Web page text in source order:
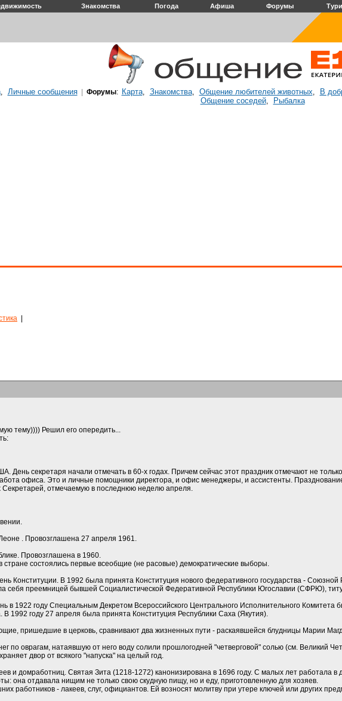
Знакомства Погода Афиша Форумы
, Личные сообщения| Форумы: Карта, Знакомства, Общение любителей животных, В
Общение соседей, Рыбалка
тему)))) Решил его опередить...
День секретаря начали отмечать в 60-х годах. Причем сейчас этот праздник отмечают не
офиса. Это и личные помощники директора, и офис менеджеры, и ассистенты.
отмечаемую в последнюю неделю апреля.
. Провозглашена 27 апреля 1961.
Провозглашена в 1960.
состоялись первые всеобщие (не расовые) демократические выборы.
Конституции. В 1992 была принята Конституция нового федеративного государства - Союзной
себя преемницей бывшей Социалистической Федеративной Республики Югославии (СФРЮ),
в 1922 году Специальным Декретом Всероссийского Центрального Исполнительного Комитета
В 1992 году 27 апреля была принята Конституция Республики Саха (Якутия).
пришедшие в церковь, сравнивают два жизненных пути - раскаявшейся блудницы Марии
по оврагам, натаявшую от него воду солили прошлогодней "четверговой" солью (см. Великий
двор от всякого "напуска" на целый год.
и домработниц. Святая Зита (1218-1272) канонизирована в 1696 году. С малых лет работала в
она отдавала нищим не только свою скудную пищу, но и еду, приготовленную для хозяев.
работников - лакеев, слуг, официантов. Ей возносят молитву при утере ключей или других